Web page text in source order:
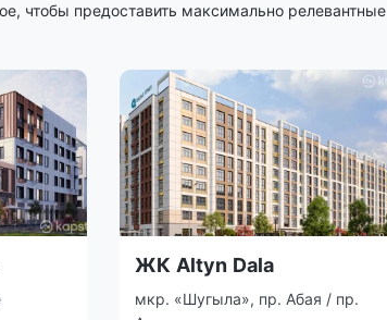
чтобы предоставить максимально релевантные
ЖК Altyn Dala
мкр. «Шугыла», пр. Абая / пр.